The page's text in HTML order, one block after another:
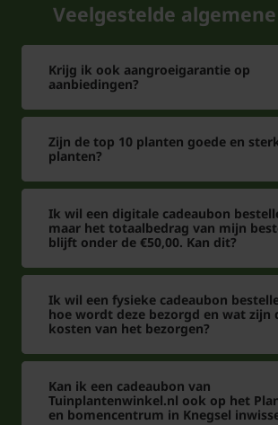
maar natte winters daarentegen
Miscanthus minder prettig. Daarom
plek ideaal. In de zon krijgt deze
strepen op het blad. In de schaduw
groener kleuren.
Krijgt Miscanthus sinensis
ook bloemen?
De bloemen of eigenlijk pluimen
soort niet zoveel voor. Deze soort
de bladkleur gezet. De Miscanthus
'Zebrinus' is verkrijgbaar in een 9 cm
bloemkleur is groenbruin en bloeien
de maanden september oktober.
bloei bij deze plant weinig voorstelt,
dit dit niet van toepassing is.
Veelgestelde
Krijg ik ook aangroeigarantie op
aanbiedingen?
Zijn de top 10 planten goede en
planten?
Ik wil een digitale cadeaubon
maar het totaalbedrag van mijn
blijft onder de €50,00. Kan dit?
Ik wil een fysieke cadeaubon
hoe wordt deze bezorgd en wat zijn
kosten van het bezorgen?
Kan ik een cadeaubon van
Tuinplantenwinkel.nl ook op het
en bomencentrum in Knegsel